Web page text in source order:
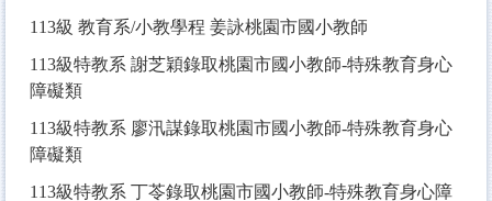
113級 教育系/小教學程 姜詠桃園市國小教師
113級特教系 謝芝穎錄取桃園市國小教師-特殊教育身心
障礙類
113級特教系 廖汛謀錄取桃園市國小教師-特殊教育身心
障礙類
113級特教系 丁苓錄取桃園市國小教師-特殊教育身心障